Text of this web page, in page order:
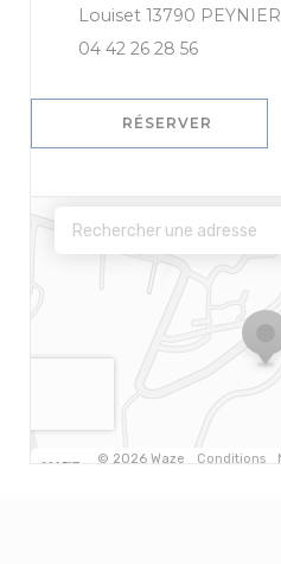
Louiset 13790 PEYNIER
04 42 26 28 56
RÉSERVER